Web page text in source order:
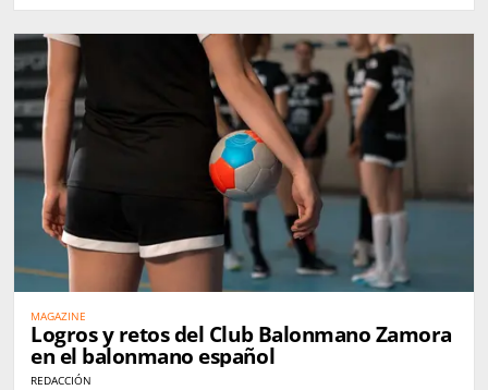
MAGAZINE
Logros y retos del Club Balonmano Zamora
en el balonmano español
REDACCIÓN